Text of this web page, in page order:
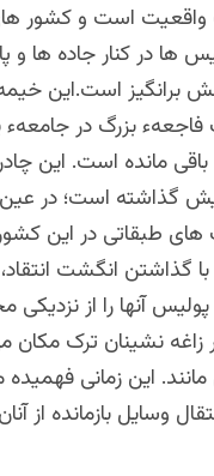
است و کشور های
ها در کنار جاده ها
برانگیز است.این خیمه
بزرگ در
باقی مانده است. این
گذاشته است؛ در
های طبقاتی در این
با گذاشتن انگشت
آنها را از
زاغه نشینان ترک
این زمانی
وسایل بازمانده از